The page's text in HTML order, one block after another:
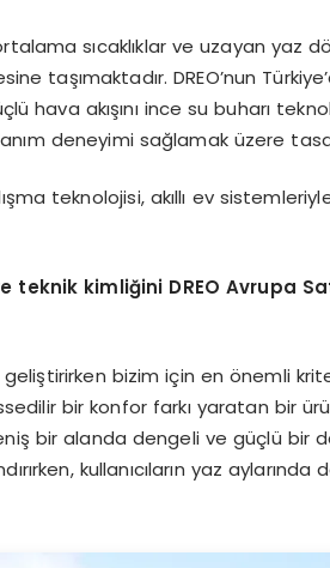
sıcaklıklar ve uzayan yaz
taşımaktadır. DREO’nun
hava akışını ince su buharı
deneyimi sağlamak üzere
teknolojisi, akıllı ev
kimliğini DREO Avrupa
bizim için en önemli
bir konfor farkı yaratan bir
bir alanda dengeli ve güçlü bir
kullanıcıların yaz